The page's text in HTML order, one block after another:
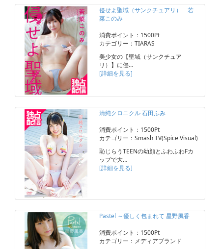
侵せよ聖域（サンクチュアリ） 若
菜このみ
消費ポイント：1500Pt
カテゴリー：TIARAS
美少女の【聖域（サンクチュア
リ）】に侵…
[詳細を見る]
清純クロニクル 石田ふみ
消費ポイント：1500Pt
カテゴリー：Smash TV(Spice Visual)
恥じらうTEENの幼顔とふわふわFカ
ップで大…
[詳細を見る]
Pastel ～優しく包まれて 星野風香
消費ポイント：1500Pt
カテゴリー：メディアブランド